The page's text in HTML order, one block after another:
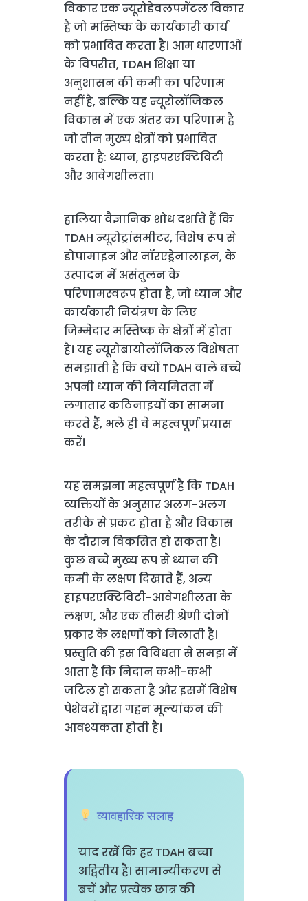
विकार एक न्यूरोडेवलपमेंटल विकार
है जो मस्तिष्क के कार्यकारी कार्य
को प्रभावित करता है। आम धारणाओं
के विपरीत, TDAH शिक्षा या
अनुशासन की कमी का परिणाम
नहीं है, बल्कि यह न्यूरोलॉजिकल
विकास में एक अंतर का परिणाम है
जो तीन मुख्य क्षेत्रों को प्रभावित
करता है: ध्यान, हाइपरएक्टिविटी
और आवेगशीलता।
हालिया वैज्ञानिक शोध दर्शाते हैं कि
TDAH न्यूरोट्रांसमीटर, विशेष रूप से
डोपामाइन और नॉरएड्रेनालाइन, के
उत्पादन में असंतुलन के
परिणामस्वरूप होता है, जो ध्यान और
कार्यकारी नियंत्रण के लिए
जिम्मेदार मस्तिष्क के क्षेत्रों में होता
है। यह न्यूरोबायोलॉजिकल विशेषता
समझाती है कि क्यों TDAH वाले बच्चे
अपनी ध्यान की नियमितता में
लगातार कठिनाइयों का सामना
करते हैं, भले ही वे महत्वपूर्ण प्रयास
करें।
यह समझना महत्वपूर्ण है कि TDAH
व्यक्तियों के अनुसार अलग-अलग
तरीके से प्रकट होता है और विकास
के दौरान विकसित हो सकता है।
कुछ बच्चे मुख्य रूप से ध्यान की
कमी के लक्षण दिखाते हैं, अन्य
हाइपरएक्टिविटी-आवेगशीलता के
लक्षण, और एक तीसरी श्रेणी दोनों
प्रकार के लक्षणों को मिलाती है।
प्रस्तुति की इस विविधता से समझ में
आता है कि निदान कभी-कभी
जटिल हो सकता है और इसमें विशेष
पेशेवरों द्वारा गहन मूल्यांकन की
आवश्यकता होती है।
व्यावहारिक सलाह
याद रखें कि हर TDAH बच्चा
अद्वितीय है। सामान्यीकरण से
बचें और प्रत्येक छात्र की